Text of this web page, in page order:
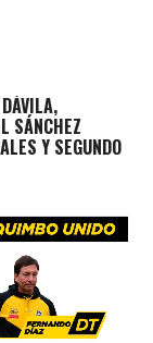
SÁNCHEZ
Y SEGUNDO